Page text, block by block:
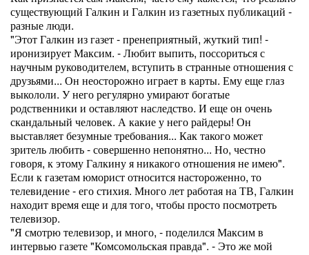
существующий Галкин и Галкин из газетных публикаций -
разные люди.
"Этот Галкин из газет - пренеприятный, жуткий тип! -
иронизирует Максим. - Любит выпить, поссориться с
научным руководителем, вступить в странные отношения с
друзьями... Он неосторожно играет в карты. Ему еще глаз
выкололи. У него регулярно умирают богатые
родственники и оставляют наследство. И еще он очень
скандальный человек. А какие у него райдеры! Он
выставляет безумные требования... Как такого может
зритель любить - совершенно непонятно... Но, честно
говоря, к этому Галкину я никакого отношения не имею".
Если к газетам юморист относится настороженно, то
телевидение - его стихия. Много лет работая на ТВ, Галкин
находит время еще и для того, чтобы просто посмотреть
телевизор.
"Я смотрю телевизор, и много, - поделился Максим в
интервью газете "Комсомольская правда". - Это же мой